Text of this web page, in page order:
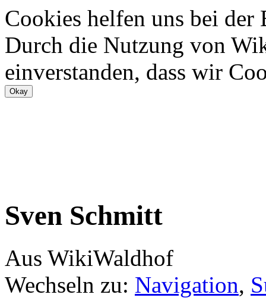
Cookies helfen uns bei
Durch die Nutzung von
einverstanden, dass wir
Sven Schmitt
Aus WikiWaldhof
Wechseln zu: Navigation,